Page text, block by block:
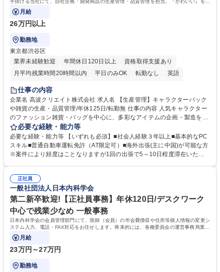
手掛ける当社にて、自社企画・開発商品の生産管理・品質管理を担当。『かわいい』を届
けるやりがいのあるポジションです。
月給
26万円以上
勤務地
東京都渋谷区
業界未経験歓迎
年間休日120日以上
資格取得支援あり
月平均残業時間20時間以内
平日のみOK 転勤なし
英語
住宅手当あり
完全週休2日制
交通費支給 駅近5分以内 中国語 土日祝休み
仕事の内容
企業名 高波クリエイト株式会社 求人名 【生産管理】キャラクターバック
や雑貨の生産・品質管理/年休125日/転勤無 仕事の内容 人気キャラクター
のファッション雑貨・バッグを中心に、多彩なアイテムの企画・製造を手
掛ける当社にて、自社企画・開発商品の生産管理・品質管理を担当。『か
わいい』を届けるやりがいのあるポジションです。 有名ブランドやキャラ
クターライセンスを活用した商品の企画・開発・販売を行っています。企
画段階から納品まで、商品の製造に関わる全てのプロセスにおいて、生産
元様とのやり取り、輸入関連の書類の管理、国内倉庫での品質チェック、
工場開拓などがございます。 募集職種 【生産管理】キャラクターバック
や雑貨の生産・品質管理/年休125日/転勤無
必要な経験・能力等
必要な経験・能力等 【いずれも必須】■社会人経験３年以上■基本的なPC
スキル■普通自動車運転免許（AT限定可）■海外出張(主に中国)が可能な方
※案件により頻度はことなりますが1回の出張で5～10日程度滞在いただ
め、『コツコツと実直に取り組める方』 ・工場やライセンス元を含む社内
外関係者と友好なコミュニケーションが取れる方 ※折衝は営業担当がメイ
ンで行います。 学歴・資格 学歴：大学院 大学 高専 短大 専修学校 高校 語
学力： 資格：
正社員
一般社団法人日本内科学会
第二新卒歓迎!【正社員事務】年休120日/デスクワーク
中心で残業少なめ 一般事務
日本内科学会の会員管理部門にて、医師（会員）の年会費徴収や住所等個人情報の変更シ
ステム入力、電話・FAX対応をお任せします。将来的には、各種委員会の運営事務局業務
などにも幅広く携わっていただきます。
月給
23万円～27万円
勤務地